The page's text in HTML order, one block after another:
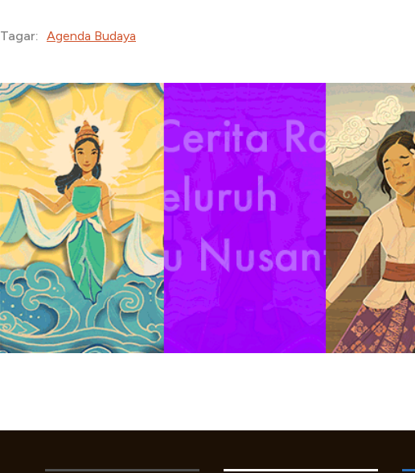
Tagar: Agenda Budaya